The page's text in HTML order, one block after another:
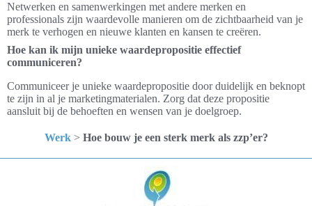
Netwerken en samenwerkingen met andere merken en
professionals zijn waardevolle manieren om de zichtbaarheid van je
merk te verhogen en nieuwe klanten en kansen te creëren.
Hoe kan ik mijn unieke waardepropositie effectief
communiceren?
Communiceer je unieke waardepropositie door duidelijk en beknopt
te zijn in al je marketingmaterialen. Zorg dat deze propositie
aansluit bij de behoeften en wensen van je doelgroep.
Werk> Hoe bouw je een sterk merk als zzp’er?